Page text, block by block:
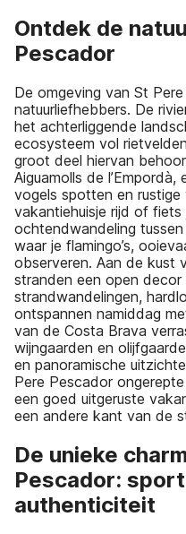
Ontdek de
Pescador
De omgeving van St
natuurliefhebbers. De
het achterliggende
ecosysteem vol
groot deel hiervan
Aiguamolls de
vogels spotten en
vakantiehuisje rijd of
ochtendwandeling
waar je flamingo’s,
observeren. Aan de kust
stranden een open decor
strandwandelingen,
ontspannen namiddag
van de Costa Brava
wijngaarden en
en panoramische
Pere Pescador
een goed uitgeruste
een andere kant van de
De unieke
Pescador:
authenticiteit